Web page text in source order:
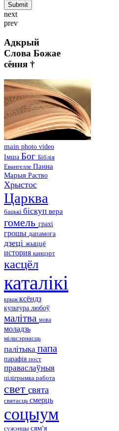
next
prev
Адкрый
Слова Божае
сёння †
main photo video
Імша Бог Біблія
Евангелле Панна
Марыя Раство
Хрыстос
Царква
бацькі біскуп вера
гомель грахі
грошы дапамога
дзеці жыццё
история канцэрт
касцёл
каталікі
крыжксёндз
культура любоў
малітва мова
моладзь
міласэрнасць
палітыка папа
парафія пост
праваслаўныя
пілігрымка работа
свет свята
святасць смерць
соцыум
сужэнцы сям'я